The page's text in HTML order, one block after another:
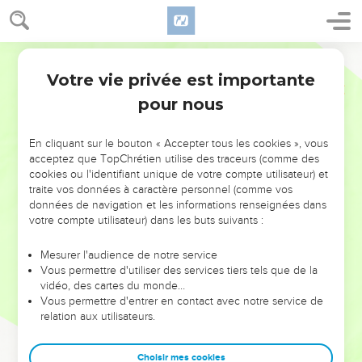
NE MANQUEZ PAS L’ÉVÉNEMENT
DE L’ANNÉE !
ET SI LEURS ERREURS POUVAIENT VOUS ÉVITER LES
VOTRES ?
leur foi ou leur vision. Mais on voit moins les doutes, les erreurs
et les saisons difficiles qu'ils ont traversés, alors même que ce
sont elles qui les ont façonnés.
Dans cette conférence, leaders, entrepreneurs, et responsables
clés pour avancer avec plus de sagesse afin que leurs erreurs
Votre vie privée est importante
pour nous
En cliquant sur le bouton « Accepter tous les cookies », vous
acceptez que TopChrétien utilise des traceurs (comme des
cookies ou l'identifiant unique de votre compte utilisateur) et
traite vos données à caractère personnel (comme vos
données de navigation et les informations renseignées dans
votre compte utilisateur) dans les buts suivants :
Mesurer l'audience de notre service
Vous permettre d'utiliser des services tiers tels que de la
vidéo, des cartes du monde…
Vous permettre d'entrer en contact avec notre service de
relation aux utilisateurs.
Choisir mes cookies